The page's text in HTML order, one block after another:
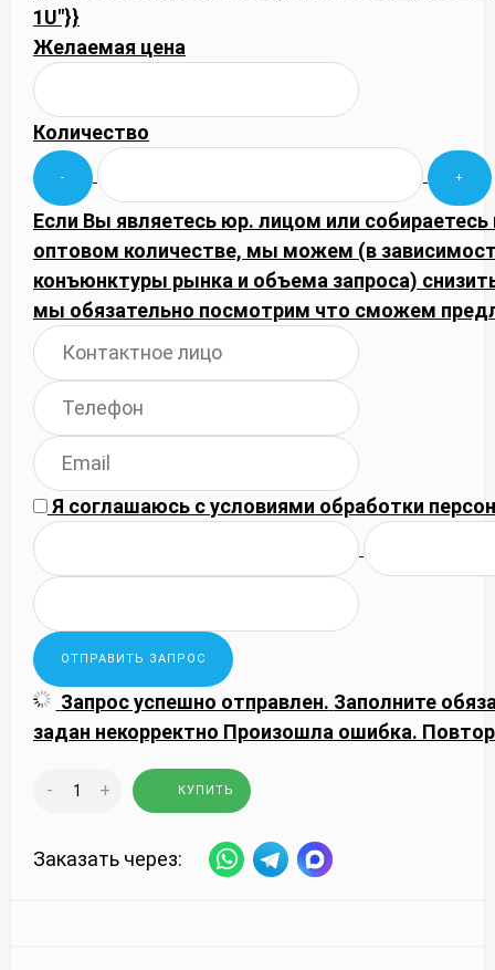
1U"}}
Желаемая цена
Количество
Если Вы являетесь юр. лицом или собираетесь
оптовом количестве, мы можем (в
конъюнктуры рынка и объема запроса)
мы обязательно посмотрим что сможем
Я соглашаюсь сусловиями обработки
Запрос успешно отправлен. Заполните
задан некорректно Произошла ошибка.
- + КУПИТЬ
Заказать через: